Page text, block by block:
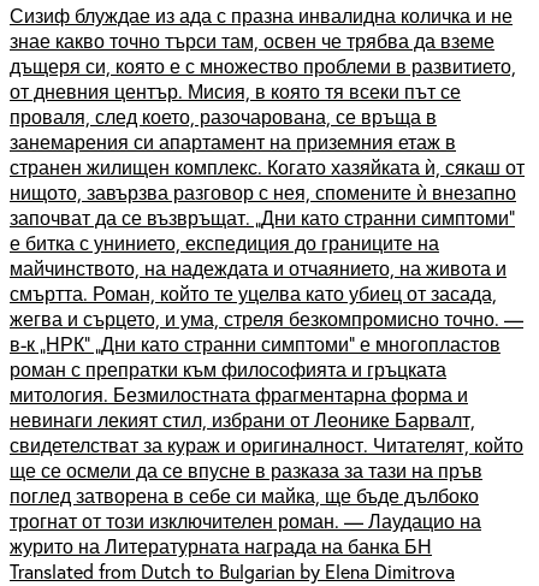
Сизиф блуждае из ада с празна инвалидна количка и не
знае какво точно търси там, освен че трябва да вземе
дъщеря си, която е с множество проблеми в развитието,
от дневния център. Мисия, в която тя всеки път се
проваля, след което, разочарована, се връща в
занемарения си апартамент на приземния етаж в
странен жилищен комплекс. Когато хазяйката ѝ, сякаш от
нищото, завързва разговор с нея, спомените ѝ внезапно
започват да се възвръщат. „Дни като странни симптоми”
е битка с унинието, експедиция до границите на
майчинството, на надеждата и отчаянието, на живота и
смъртта. Роман, който те уцелва като убиец от засада,
жегва и сърцето, и ума, стреля безкомпромисно точно. —
в-к „НРК” „Дни като странни симптоми” е многопластов
роман с препратки към философията и гръцката
митология. Безмилостната фрагментарна форма и
невинаги лекият стил, избрани от Леонике Барвалт,
свидетелстват за кураж и оригиналност. Читателят, който
ще се осмели да се впусне в разказа за тази на пръв
поглед затворена в себе си майка, ще бъде дълбоко
трогнат от този изключителен роман. — Лаудацио на
журито на Литературната награда на банка БН
Translated from Dutch to Bulgarian by Elena Dimitrova